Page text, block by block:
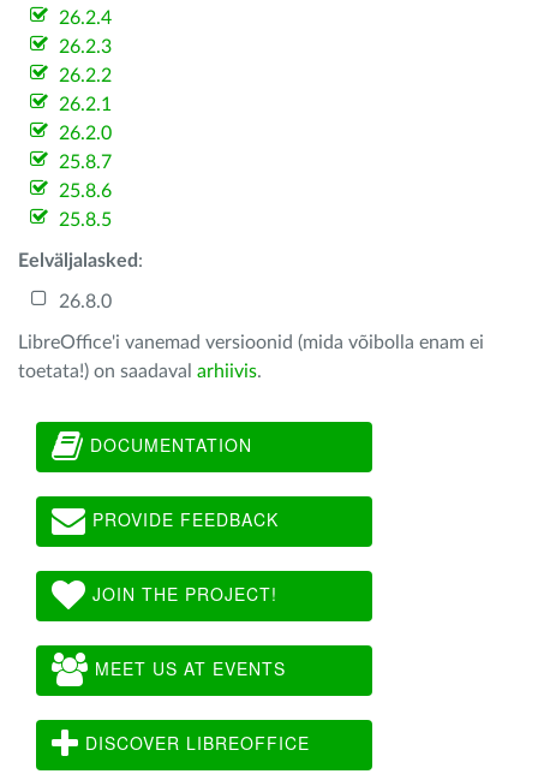
26.2.4
26.2.3
26.2.2
26.2.1
26.2.0
25.8.7
25.8.6
25.8.5
Eelväljalasked :
26.8.0
LibreOffice'i vanemad versioonid (mida võibolla enam ei
toetata!) on saadaval arhiivis.
DOCUMENTATION
PROVIDE FEEDBACK
JOIN THE PROJECT!
MEET US AT EVENTS
DISCOVER LIBREOFFICE